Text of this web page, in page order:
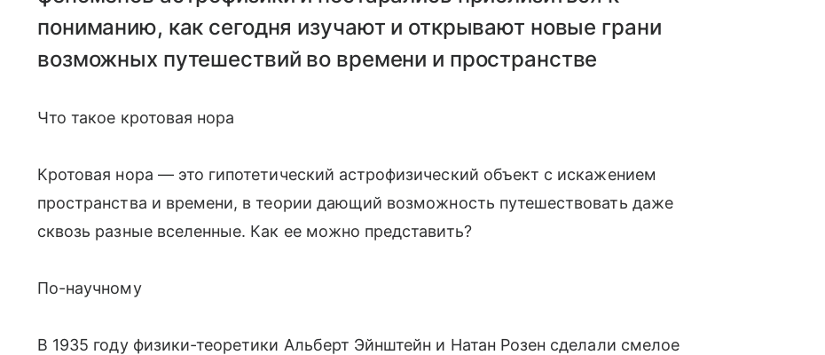
пониманию, как сегодня изучают и открывают новые грани
возможных путешествий во времени и пространстве
Что такое кротовая нора
Кротовая нора — это гипотетический астрофизический объект с искажением
пространства и времени, в теории дающий возможность путешествовать даже
сквозь разные вселенные. Как ее можно представить?
По-научному
В 1935 году физики-теоретики Альберт Эйнштейн и Натан Розен сделали смелое